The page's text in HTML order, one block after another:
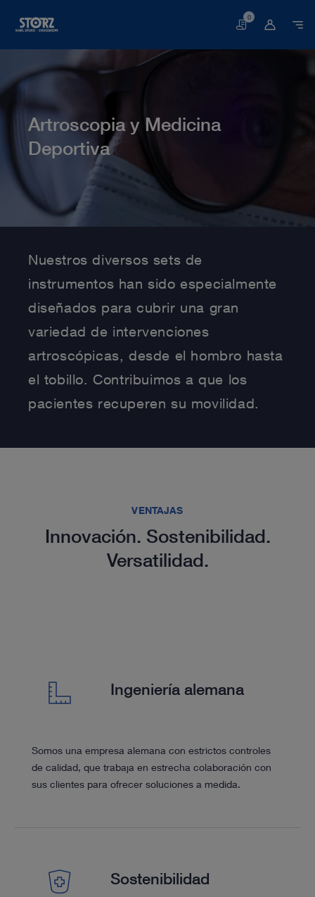
Cesta
0
Artroscopia y Medicina Deportiva
Artroscopia y Medicina
Deportiva
Nuestros diversos sets de
instrumentos han sido especialmente
diseñados para cubrir una gran
variedad de intervenciones
artroscópicas, desde el hombro hasta
el tobillo. Contribuimos a que los
pacientes recuperen su movilidad.
VENTAJAS
Innovación. Sostenibilidad.
Versatilidad.
Ingeniería alemana
Somos una empresa alemana con estrictos controles
de calidad, que trabaja en estrecha colaboración con
sus clientes para ofrecer soluciones a medida.
Sostenibilidad